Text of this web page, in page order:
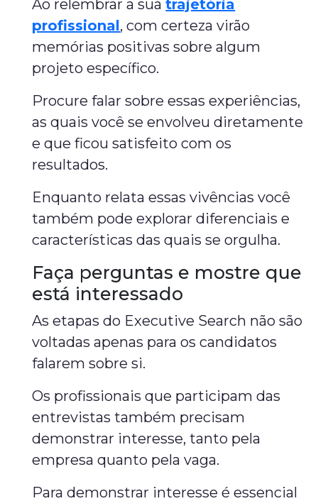
Ao relembrar a suatrajetória
profissional, com certeza virão
memórias positivas sobre algum
projeto específico.
Procure falar sobre essas experiências,
as quais você se envolveu diretamente
e que ficou satisfeito com os
resultados.
Enquanto relata essas vivências você
também pode explorar diferenciais e
características das quais se orgulha.
Faça perguntas e mostre que
está interessado
As etapas do Executive Search não são
voltadas apenas para os candidatos
falarem sobre si.
Os profissionais que participam das
entrevistas também precisam
demonstrar interesse, tanto pela
empresa quanto pela vaga.
Para demonstrar interesse é essencial